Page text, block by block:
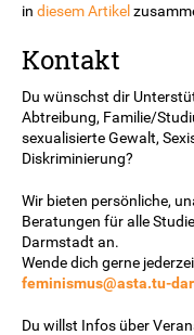
in diesem Artikel
Kontakt
Du wünschst dir
Abtreibung, Familie/
sexualisierte Gewalt,
Diskriminierung?
Wir bieten persönliche,
Beratungen für alle
Darmstadt an.
Wende dich gerne
feminismus@asta.tu-
Du willst Infos über